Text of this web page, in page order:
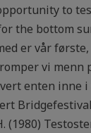
to
the bottom
er vår
vi menn
enten inne
(1980)